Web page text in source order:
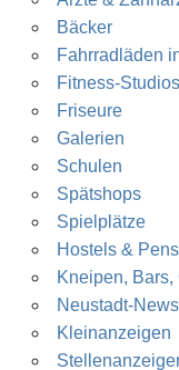
Bäcker
Fahrradläden
Fitness-Studios
Friseure
Galerien
Schulen
Spätshops
Spielplätze
Hostels &
Kneipen, Bars,
Neustadt-
Kleinanzeigen